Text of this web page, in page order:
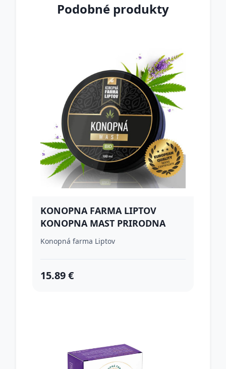
Podobné produkty
KONOPNA FARMA LIPTOV
KONOPNA MAST PRIRODNA
100ML
Konopná farma Liptov
15.89 €